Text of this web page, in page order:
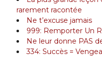
rarement racontée
Ne t’excuse jamais
999: Remporter Un
Ne leur donne PAS
334: Succès =